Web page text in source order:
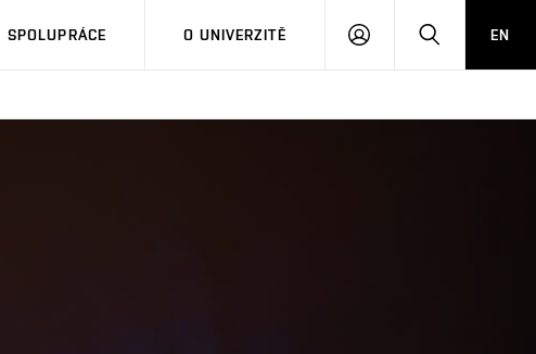
SPOLUPRÁCE O UNIVERZITĚ
PŘIHLÁSIT HLEDATEN